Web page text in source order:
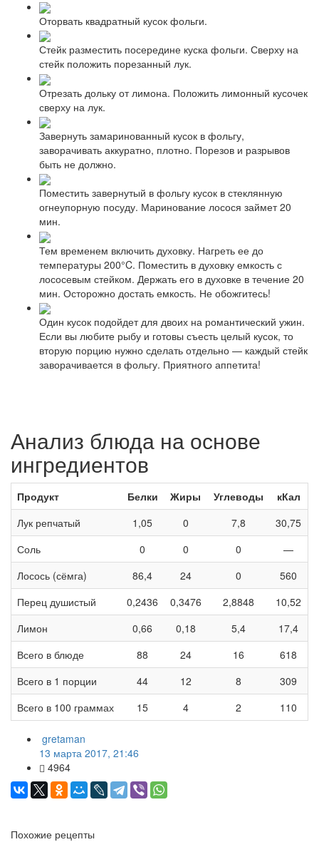
Оторвать квадратный кусок фольги.
Стейк разместить посередине куска фольги. Сверху на
стейк положить порезанный лук.
Отрезать дольку от лимона. Положить лимонный кусочек
сверху на лук.
Завернуть замаринованный кусок в фольгу,
заворачивать аккуратно, плотно. Порезов и разрывов
быть не должно.
Поместить завернутый в фольгу кусок в стеклянную
огнеупорную посуду. Маринование лосося займет 20
мин.
Тем временем включить духовку. Нагреть ее до
температуры 200°C. Поместить в духовку емкость с
лососевым стейком. Держать его в духовке в течение 20
мин. Осторожно достать емкость. Не обожгитесь!
Один кусок подойдет для двоих на романтический ужин.
Если вы любите рыбу и готовы съесть целый кусок, то
вторую порцию нужно сделать отдельно — каждый стейк
заворачивается в фольгу. Приятного аппетита!
Анализ блюда на основе
ингредиентов
Продукт Белки Жиры Углеводы
кКал
Лук репчатый
1,05 0 7,8
30,75
Соль
0 0 0
—
Лосось (сёмга)
86,4 24 0
560
Перец душистый
0,2436 0,3476 2,8848
10,52
Лимон
0,66 0,18 5,4
17,4
Всего в блюде
88 24 16
618
Всего в 1 порции
44 12 8
309
Всего в 100 граммах
15 4 2 110
gretaman
13 марта 2017, 21:46
4964
Похожие рецепты